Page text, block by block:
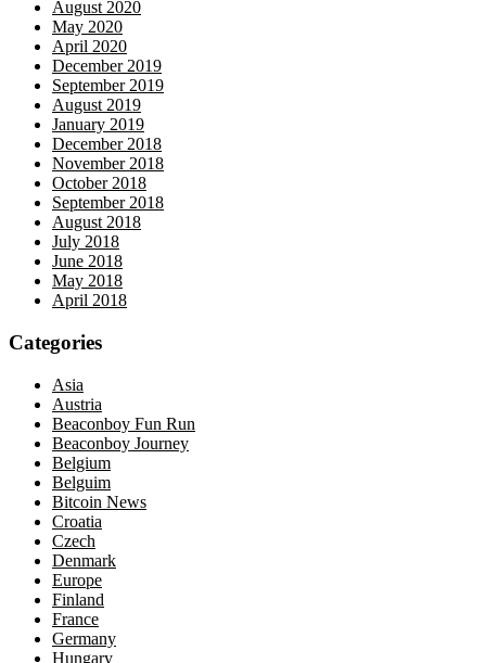
August 2020
May 2020
April 2020
December 2019
September 2019
August 2019
January 2019
December 2018
November 2018
October 2018
September 2018
August 2018
July 2018
June 2018
May 2018
April 2018
Categories
Asia
Austria
Beaconboy Fun Run
Beaconboy Journey
Belgium
Belguim
Bitcoin News
Croatia
Czech
Denmark
Europe
Finland
France
Germany
Hungary